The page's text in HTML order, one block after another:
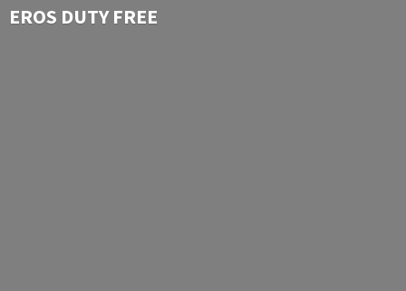
EROS DUTY FREE